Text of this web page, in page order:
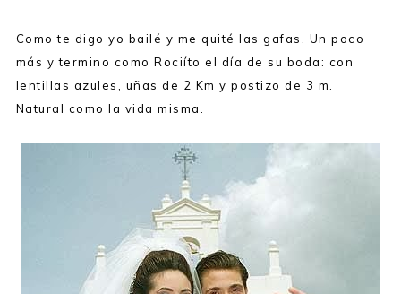
Como te digo yo bailé y me quité las gafas. Un poco
más y termino como Rociíto el día de su boda: con
lentillas azules, uñas de 2 Km y postizo de 3 m.
Natural como la vida misma.